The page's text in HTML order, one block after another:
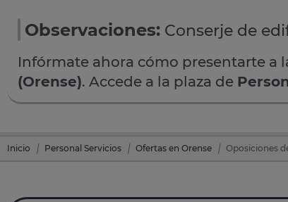
Observaciones: Conserje de
Infórmate ahora cómo presentarte a
(Orense). Accede a la plaza de
Inicio Personal Servicios Ofertas en Orense Oposiciones